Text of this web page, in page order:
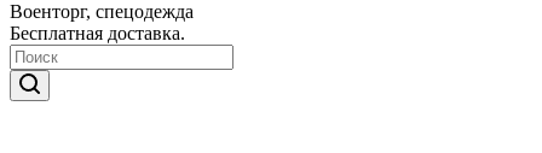
Военторг, спецодежда
Бесплатная доставка.